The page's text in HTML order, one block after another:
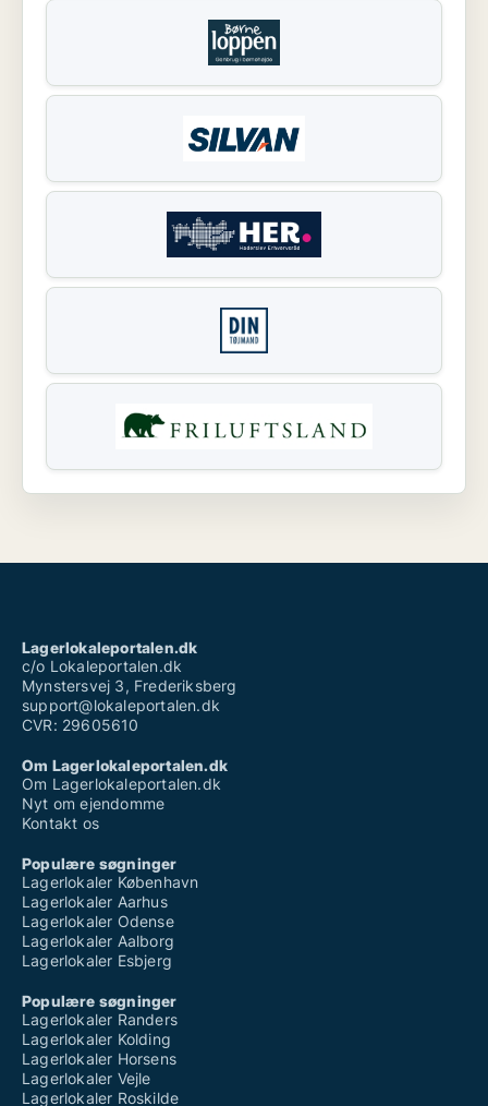
Lagerlokaleportalen.dk
c/o Lokaleportalen.dk
Mynstersvej 3, Frederiksberg
support@lokaleportalen.dk
CVR: 29605610
Om Lagerlokaleportalen.dk
Om Lagerlokaleportalen.dk
Nyt om ejendomme
Kontakt os
Populære søgninger
Lagerlokaler København
Lagerlokaler Aarhus
Lagerlokaler Odense
Lagerlokaler Aalborg
Lagerlokaler Esbjerg
Populære søgninger
Lagerlokaler Randers
Lagerlokaler Kolding
Lagerlokaler Horsens
Lagerlokaler Vejle
Lagerlokaler Roskilde